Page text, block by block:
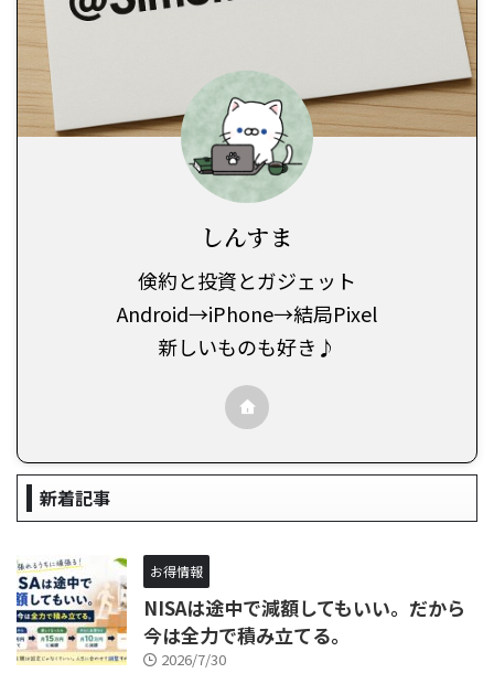
しんすま
倹約と投資とガジェット
Android→iPhone→結局Pixel
新しいものも好き♪
新着記事
お得情報
NISAは途中で減額してもいい。だから
今は全力で積み立てる。
2026/7/30